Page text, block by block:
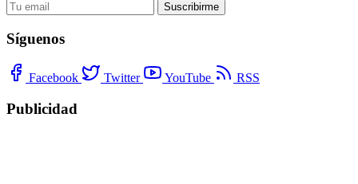
Suscribirme
Síguenos
Facebook Twitter YouTube RSS
Publicidad